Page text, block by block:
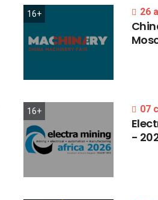
16+ 26
16+ 07
-